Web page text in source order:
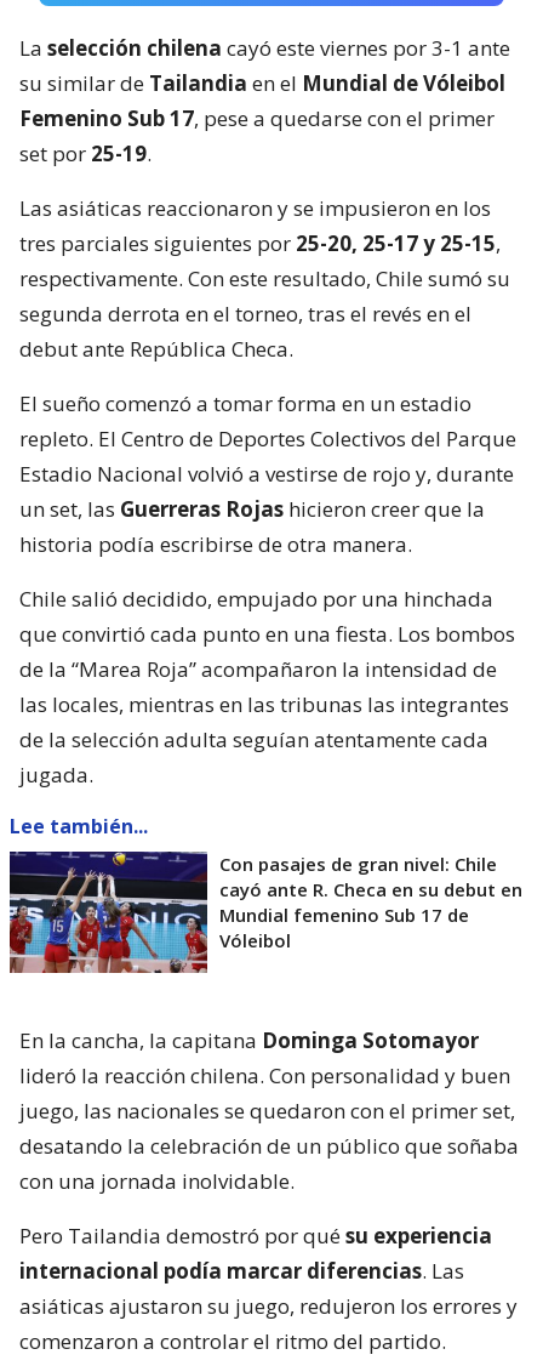
La selección chilena cayó este viernes por 3-1 ante
su similar de Tailandia en el Mundial de Vóleibol
Femenino Sub 17, pese a quedarse con el primer
set por 25-19.
Las asiáticas reaccionaron y se impusieron en los
tres parciales siguientes por 25-20, 25-17 y 25-15,
respectivamente. Con este resultado, Chile sumó su
segunda derrota en el torneo, tras el revés en el
debut ante República Checa.
El sueño comenzó a tomar forma en un estadio
repleto. El Centro de Deportes Colectivos del Parque
Estadio Nacional volvió a vestirse de rojo y, durante
un set, las Guerreras Rojas hicieron creer que la
historia podía escribirse de otra manera.
Chile salió decidido, empujado por una hinchada
que convirtió cada punto en una fiesta. Los bombos
de la “Marea Roja” acompañaron la intensidad de
las locales, mientras en las tribunas las integrantes
de la selección adulta seguían atentamente cada
jugada.
Lee también...
Con pasajes de gran nivel: Chile
cayó ante R. Checa en su debut en
Mundial femenino Sub 17 de
Vóleibol
En la cancha, la capitana Dominga Sotomayor
lideró la reacción chilena. Con personalidad y buen
juego, las nacionales se quedaron con el primer set,
desatando la celebración de un público que soñaba
con una jornada inolvidable.
Pero Tailandia demostró por quésu experiencia
internacional podía marcar diferencias. Las
asiáticas ajustaron su juego, redujeron los errores y
comenzaron a controlar el ritmo del partido.